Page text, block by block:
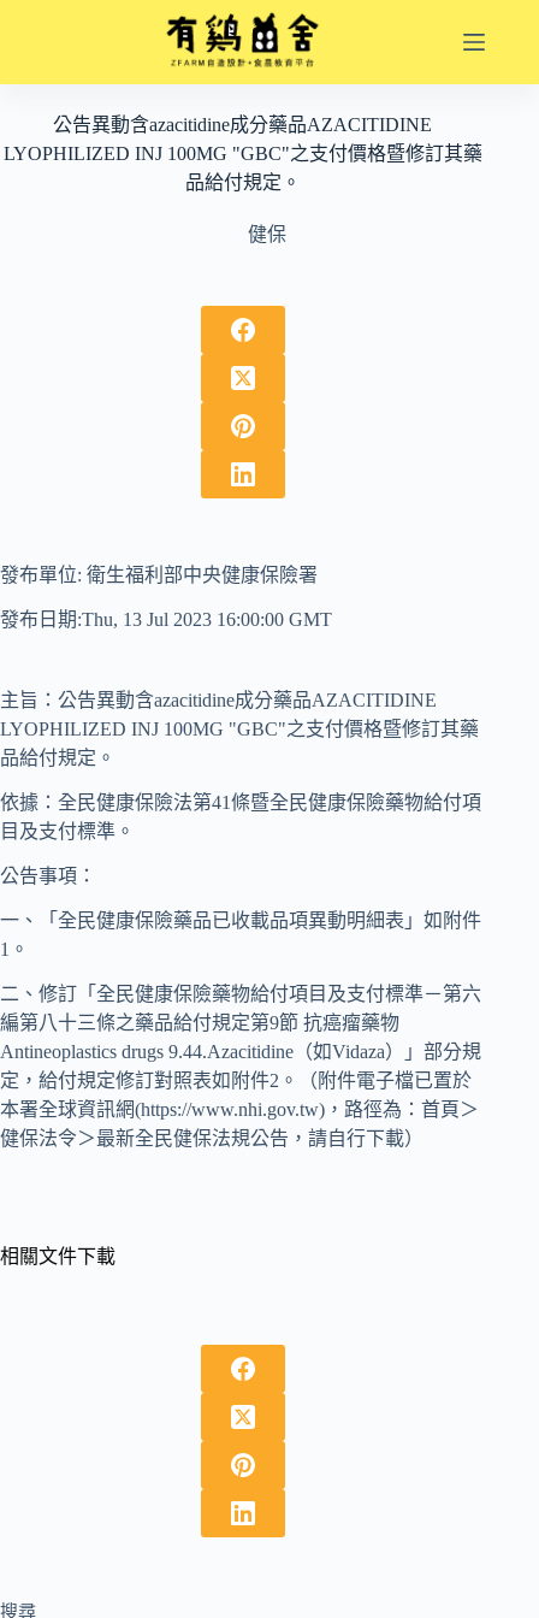
容
公告異動含azacitidine成分藥品AZACITIDINE
LYOPHILIZED INJ 100MG "GBC"之支付價格暨修訂其藥
品給付規定。
健保
發布單位: 衛生福利部中央健康保險署
發布日期:Thu, 13 Jul 2023 16:00:00 GMT
主旨：公告異動含azacitidine成分藥品AZACITIDINE
LYOPHILIZED INJ 100MG "GBC"之支付價格暨修訂其藥
品給付規定。
依據：全民健康保險法第41條暨全民健康保險藥物給付項
目及支付標準。
公告事項：
一、「全民健康保險藥品已收載品項異動明細表」如附件
1。
二、修訂「全民健康保險藥物給付項目及支付標準－第六
編第八十三條之藥品給付規定第9節 抗癌瘤藥物
Antineoplastics drugs 9.44.Azacitidine（如Vidaza）」部分規
定，給付規定修訂對照表如附件2。（附件電子檔已置於
本署全球資訊網(https://www.nhi.gov.tw)，路徑為：首頁＞
健保法令＞最新全民健保法規公告，請自行下載）
相關文件下載
搜尋